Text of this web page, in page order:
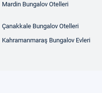
Mardin Bungalov Otelleri
Çanakkale Bungalov Otelleri
Kahramanmaraş Bungalov Evleri